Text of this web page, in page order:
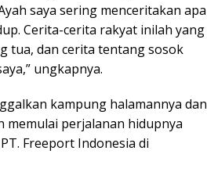
saya sering menceritakan apa
Cerita-cerita rakyat inilah yang
tua, dan cerita tentang sosok
ungkapnya.
kampung halamannya dan
memulai perjalanan hidupnya
Freeport Indonesia di